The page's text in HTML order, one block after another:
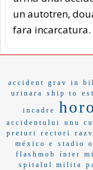
un autotren,
fara incarcatura.
accident grav in
urinara ship to
incadre
accidentului
unu cu
preturi
rectori
méxico e
stadio
flashmob
ínter
spitalul milita